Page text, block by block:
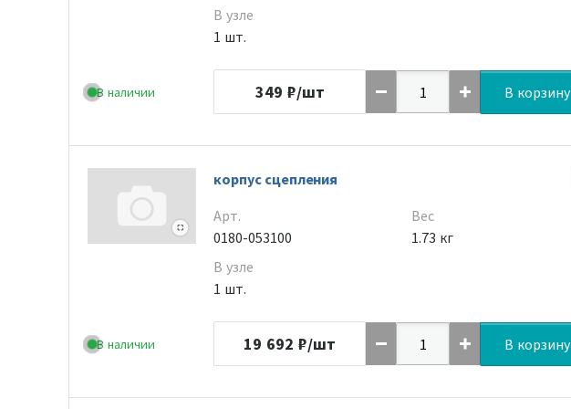
В наличии
В узле
1 шт.
349 ₽/шт В корзину
В наличии
корпус сцепления
Арт.
0180-053100
В узле
1 шт.
Вес
1.73 кг
19 692 ₽/шт В корзину